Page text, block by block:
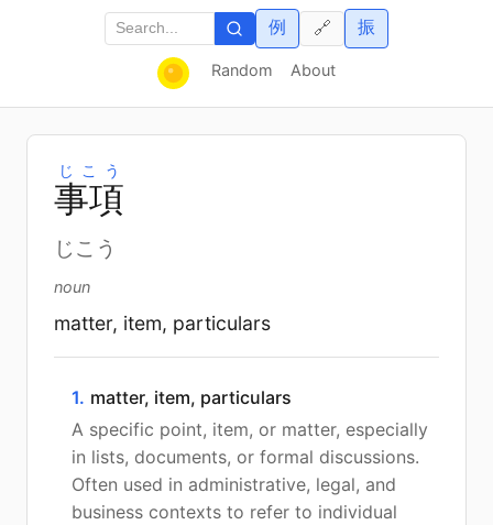
Random About
例 振
🔗
事項
じこう
じこう
noun
matter, item, particulars
1. matter, item, particulars
A specific point, item, or matter, especially
in lists, documents, or formal discussions.
Often used in administrative, legal, and
business contexts to refer to individual